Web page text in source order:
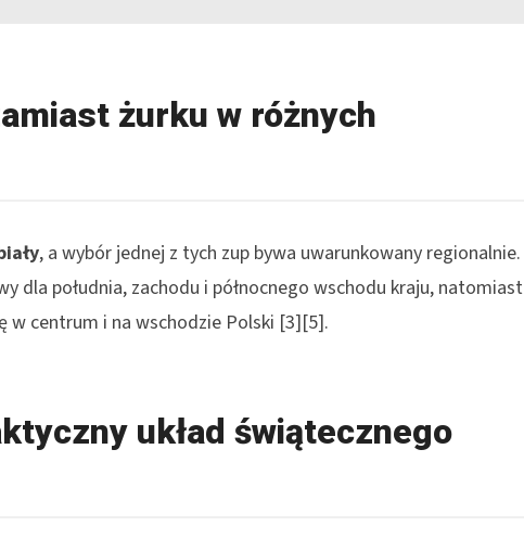
żurku w różnych
, a wybór jednej z tych zup bywa uwarunkowany regionalnie.
dla południa, zachodu i północnego wschodu kraju, natomiast
w centrum i na wschodzie Polski [3][5].
układ świątecznego